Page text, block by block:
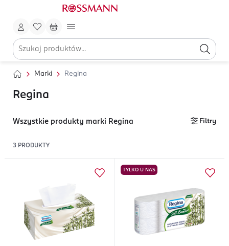
Marki Regina
Regina
Wszystkie produkty marki Regina Filtry
3 PRODUKTY
TYLKO U NAS